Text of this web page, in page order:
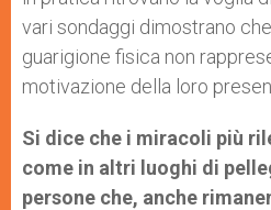
vari sondaggi dimostrano
guarigione fisica non
motivazione della loro
Si dice che i miracoli più
come in altri luoghi di
persone che, anche